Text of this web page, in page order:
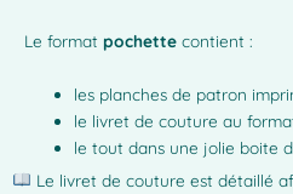
Le format pochette contient :
les planches de patron
le livret de couture au
le tout dans une jolie boite
Le livret de couture est détaillé